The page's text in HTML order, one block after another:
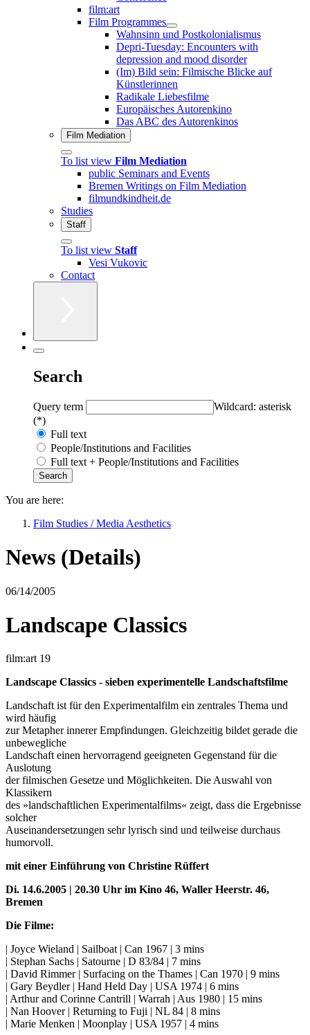
film:art
Film Programmes
Wahnsinn und Postkolonialismus
Depri-Tuesday: Encounters with
depression and mood disorder
(Im) Bild sein: Filmische Blicke auf
Künstlerinnen
Radikale Liebesfilme
Europäisches Autorenkino
Das ABC des Autorenkinos
Film Mediation
To list view Film Mediation
public Seminars and Events
Bremen Writings on Film Mediation
filmundkindheit.de
Studies
Staff
To list view Staff
Vesi Vukovic
Contact
Search
Query term
Wildcard: asterisk
(*)
Full text
People/Institutions and Facilities
Full text + People/Institutions and Facilities
You are here:
Film Studies / Media Aesthetics
News (Details)
06/14/2005
Landscape Classics
film:art 19
Landscape Classics - sieben experimentelle Landschaftsfilme
Landschaft ist für den Experimentalfilm ein zentrales Thema und
wird häufig
zur Metapher innerer Empfindungen. Gleichzeitig bildet gerade die
unbewegliche
Landschaft einen hervorragend geeigneten Gegenstand für die
Auslotung
der filmischen Gesetze und Möglichkeiten. Die Auswahl von
Klassikern
des »landschaftlichen Experimentalfilms« zeigt, dass die Ergebnisse
solcher
Auseinandersetzungen sehr lyrisch sind und teilweise durchaus
humorvoll.
mit einer Einführung von Christine Rüffert
Di. 14.6.2005 | 20.30 Uhr im Kino 46, Waller Heerstr. 46,
Bremen
Die Filme:
| Joyce Wieland | Sailboat | Can 1967 | 3 mins
| Stephan Sachs | Satourne | D 83/84 | 7 mins
| David Rimmer | Surfacing on the Thames | Can 1970 | 9 mins
| Gary Beydler | Hand Held Day | USA 1974 | 6 mins
| Arthur and Corinne Cantrill | Warrah | Aus 1980 | 15 mins
| Nan Hoover | Returning to Fuji | NL 84 | 8 mins
| Marie Menken | Moonplay | USA 1957 | 4 mins